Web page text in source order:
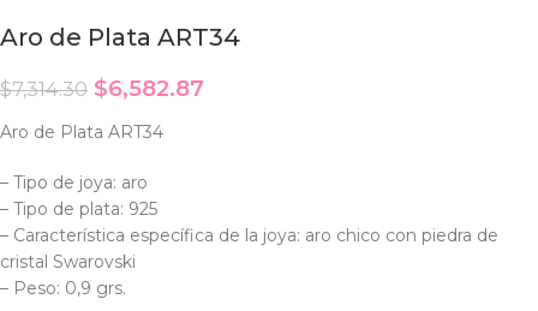
Aro de Plata ART34
$7,314.30 $6,582.87
Aro de Plata ART34
– Tipo de joya: aro
– Tipo de plata: 925
– Característica específica de la joya: aro chico con piedra de
cristal Swarovski
– Peso: 0,9 grs.